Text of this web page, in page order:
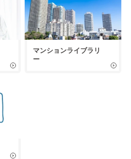
マンションライブラリ
ー